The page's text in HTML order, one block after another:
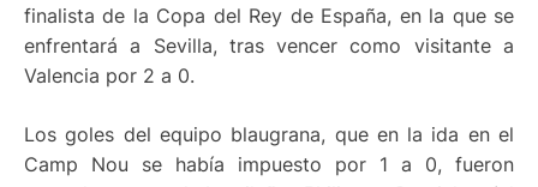
finalista de la Copa del Rey de España, en la que se
enfrentará a Sevilla, tras vencer como visitante a
Valencia por 2 a 0.
Los goles del equipo blaugrana, que en la ida en el
Camp Nou se había impuesto por 1 a 0, fueron